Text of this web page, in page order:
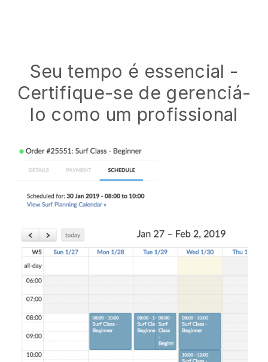
Seu tempo é essencial -
Certifique-se de gerenciá-
lo como um profissional